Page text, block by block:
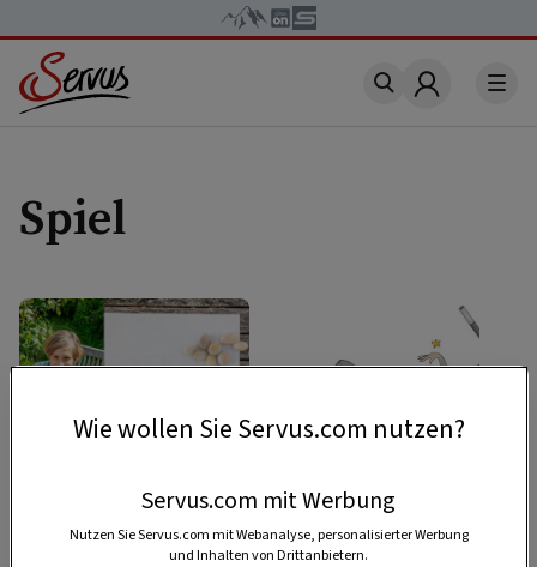
Account
Spiel
KINDER
Wie wollen Sie Servus.com nutzen?
Servus.com mit Werbung
Nutzen Sie Servus.com mit Webanalyse, personalisierter Werbung
und Inhalten von Drittanbietern.